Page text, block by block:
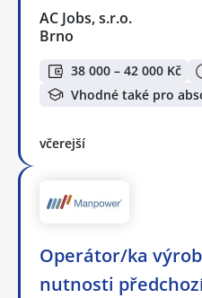
AC Jobs, s.r.o.
Brno
38 000 – 42 000 Kč
Vhodné také pro
včerejší
Operátor/ka
nutnosti